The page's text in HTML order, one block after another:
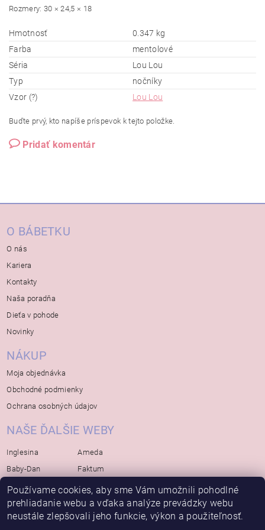
Rozmery: 30 × 24,5 × 18
Hmotnosť
0.347 kg
Farba
mentolové
Séria
Lou Lou
Typ
nočníky
Vzor (?)
Lou Lou
Buďte prvý, kto napíše príspevok k tejto položke.
Pridať komentár
O BÁBETKU
O nás
Kariera
Kontakty
Naša poradňa
Dieťa v pohode
Novinky
NÁKUP
Moja objednávka
Obchodné podmienky
Ochrana osobných údajov
NAŠE ĎALŠIE WEBY
Inglesina
Baby-Dan
Rialto
Bébé-Jou
Avova
Ameda
Faktum
Koelstra
Bambino-Mio
Používame cookies, aby sme Vám umožnili pohodlné
prehliadanie webu a vďaka analýze prevádzky webu
neustále zlepšovali jeho funkcie, výkon a použiteľnosť.